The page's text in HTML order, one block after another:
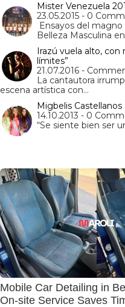
Mister Venezuela
23.05.2015 - 0
Ensayos del
Belleza Masculina
Irazú vuela alto, con
límites”
21.07.2016 -
La cantautora
escena artística con…
Migbelis Castellanos
14.10.2013 - 0
“Se siente bien ser
Mobile Car Detailing in
On-site Service Saves